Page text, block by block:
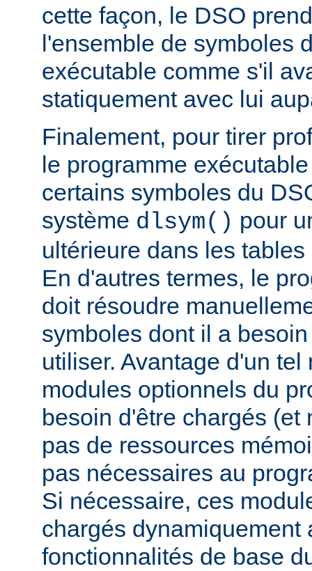
cette façon, le DSO
l'ensemble de symboles
exécutable comme s'il
statiquement avec lui
Finalement, pour tirer
le programme
certains symboles du
système dlsym() pour
ultérieure dans les
En d'autres termes, le
doit résoudre
symboles dont il a
utiliser. Avantage d'un
modules optionnels du
besoin d'être chargés (et
pas de ressources
pas nécessaires au
Si nécessaire, ces
chargés dynamiquement
fonctionnalités de base